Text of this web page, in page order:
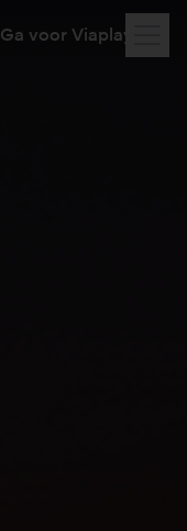
Ga voor Viaplay